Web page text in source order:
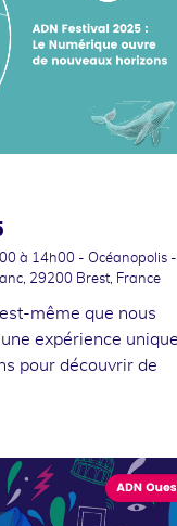
à 14h00 - Océanopolis -
29200 Brest, France
même que nous
expérience unique,
pour découvrir de